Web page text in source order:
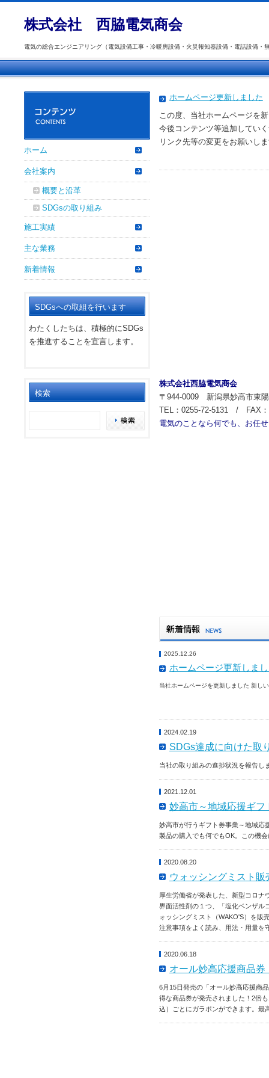
株式会社 西脇電気商会
電気の総合エンジニアリング（電気設備工事・冷暖房設備・火災報知器設備・電話設備
ホームページ更新しました
この度、当社ホームページを
今後コンテンツ等追加してい
リンク先等の変更をお願いし
株式会社西脇電気商会
〒944-0009 新潟県妙高市東
TEL：0255-72-5131 / FAX：
電気のことなら何でも、お任
2025.12.26
ホームページ更新しま
当社ホームページを更新しました 新し
2024.02.19
SDGs達成に向けた取
当社の取り組みの進捗状況を報告し
2021.12.01
妙高市～地域応援ギ
妙高市が行うギフト券事業～地域応
製品の購入でも何でもOK。この機
2020.08.20
ウォッシングミスト
厚生労働省が発表した、新型コロナ
界面活性剤の１つ、「塩化ベンザル
ォッシングミスト（WAKO'S）を販
注意事項をよく読み、用法・用量を
2020.06.18
オール妙高応援商品
6月15日発売の「オール妙高応援商
得な商品券が発売されました！2倍
込）ごとにガラポンができます。最
ホーム
会社案内
概要と沿革
SDGsの取り組み
施工実績
主な業務
新着情報
SDGsへの取組を行います
わたくしたちは、積極的にSDGs
を推進することを宣言します。
検索